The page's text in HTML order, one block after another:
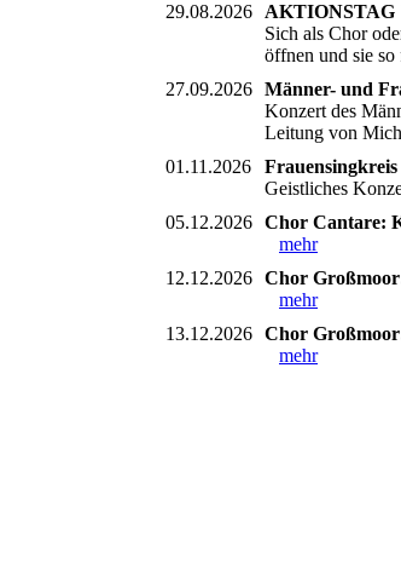
29.08.2026
AKTIONSTAG
Sich als Chor
öffnen und sie
27.09.2026 Männer- und
Konzert des
Leitung von
01.11.2026
Geistliches
05.12.2026 Chor Cantare:
mehr
12.12.2026 Chor
mehr
13.12.2026 Chor
mehr